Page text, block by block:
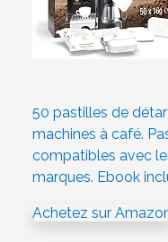
50 pastilles de
machines à café.
compatibles avec
marques. Ebook
Achetez sur